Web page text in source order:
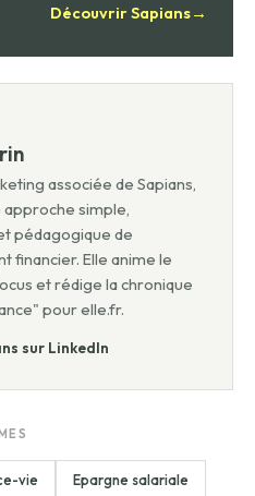
Découvrir Sapians→
associée de Sapians,
simple,
pédagogique de
financier. Elle anime le
et rédige la chronique
pour elle.fr.
sur LinkedIn
vie Epargne salariale